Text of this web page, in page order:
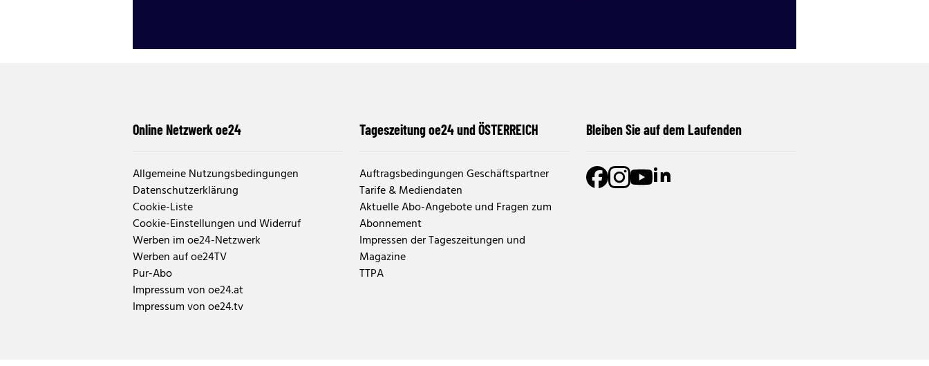
Online Netzwerk oe24
Allgemeine Nutzungsbedingungen
Datenschutzerklärung
Cookie-Liste
Cookie-Einstellungen und Widerruf
Werben im oe24-Netzwerk
Werben auf oe24TV
Pur-Abo
Impressum von oe24.at
Impressum von oe24.tv
Tageszeitung oe24 und ÖSTERREICH
Auftragsbedingungen Geschäftspartner
Tarife & Mediendaten
Aktuelle Abo-Angebote und Fragen zum
Abonnement
Impressen der Tageszeitungen und
Magazine
TTPA
Bleiben Sie auf dem Laufenden